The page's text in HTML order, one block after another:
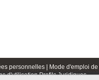
personnelles | Mode d'emploi de
d'utilisation Profils Juridiques